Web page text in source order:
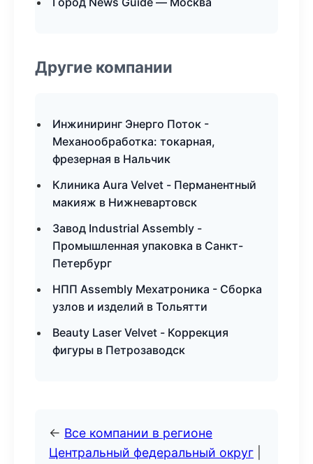
Другие компании
Инжиниринг Энерго Поток -
Механообработка: токарная,
фрезерная в Нальчик
Клиника Aura Velvet - Перманентный
макияж в Нижневартовск
Завод Industrial Assembly -
Промышленная упаковка в Санкт-
Петербург
НПП Assembly Мехатроника - Сборка
узлов и изделий в Тольятти
Beauty Laser Velvet - Коррекция
фигуры в Петрозаводск
← Все компании в регионе
Центральный федеральный округ